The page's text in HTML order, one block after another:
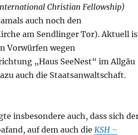
Christian Fellowship)
auch noch den
am Sendlinger Tor). Aktuell
Vorwürfen wegen
„Haus SeeNest“ im Allgäu
auch die Staatsanwaltschaft.
insbesondere auch, dass sich
auf dem auch die KSH –